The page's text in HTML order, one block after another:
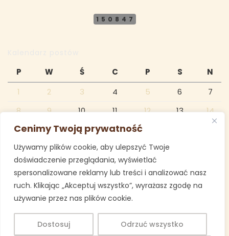
Cenimy Twoją prywatność
Używamy plików cookie, aby ulepszyć Twoje
doświadczenie przeglądania, wyświetlać
spersonalizowane reklamy lub treści i analizować nasz
ruch. Klikając „Akceptuj wszystko”, wyrażasz zgodę na
używanie przez nas plików cookie.
Dostosuj Odrzuć wszystko
150847
czerwiec 2020
P W Ś C P S
N
1
2 3 4 5 6
7
8
9 10 11 12 13
14
15
16 17 18
22
23 24 25 26
30